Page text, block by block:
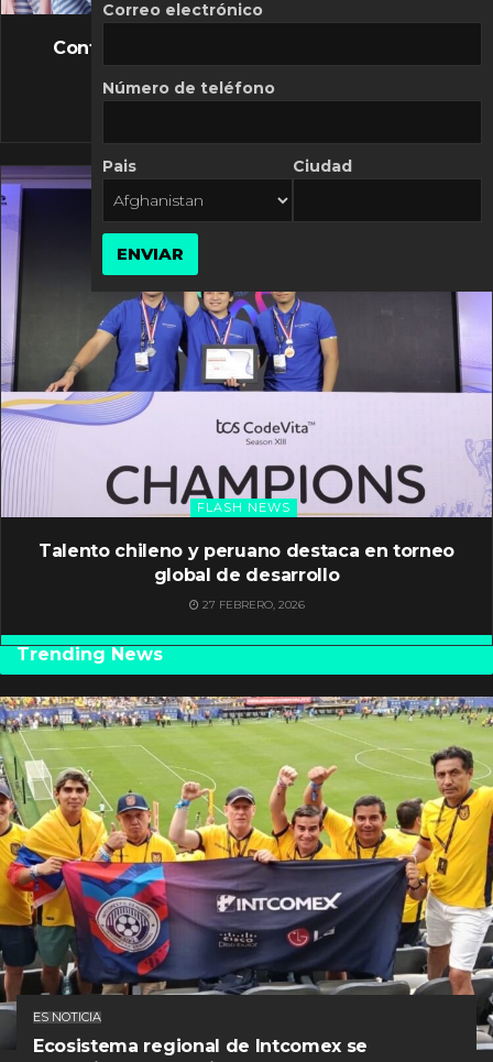
FLASH NEWS
Controversia de Mercado Libre por costos
10 MARZO, 2026
FLASH NEWS
Talento chileno y peruano destaca en torneo
global de desarrollo
27 FEBRERO, 2026
Trending News
ES NOTICIA
Ecosistema regional de Intcomex se
Correo electrónico
Número de teléfono
Pais Ciudad
ENVIAR